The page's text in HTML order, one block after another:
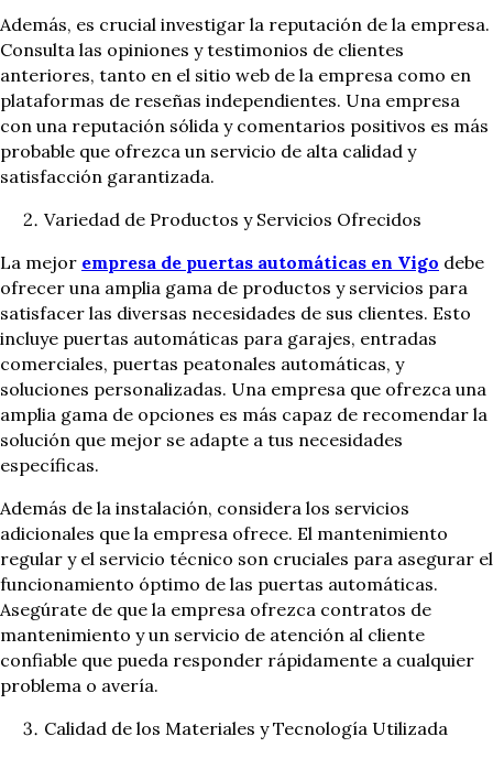
Además, es crucial investigar la reputación de la empresa.
Consulta las opiniones y testimonios de clientes
anteriores, tanto en el sitio web de la empresa como en
plataformas de reseñas independientes. Una empresa
con una reputación sólida y comentarios positivos es más
probable que ofrezca un servicio de alta calidad y
satisfacción garantizada.
Variedad de Productos y Servicios Ofrecidos
La mejor empresa de puertas automáticas en Vigo debe
ofrecer una amplia gama de productos y servicios para
satisfacer las diversas necesidades de sus clientes. Esto
incluye puertas automáticas para garajes, entradas
comerciales, puertas peatonales automáticas, y
soluciones personalizadas. Una empresa que ofrezca una
amplia gama de opciones es más capaz de recomendar la
solución que mejor se adapte a tus necesidades
específicas.
Además de la instalación, considera los servicios
adicionales que la empresa ofrece. El mantenimiento
regular y el servicio técnico son cruciales para asegurar el
funcionamiento óptimo de las puertas automáticas.
Asegúrate de que la empresa ofrezca contratos de
mantenimiento y un servicio de atención al cliente
confiable que pueda responder rápidamente a cualquier
problema o avería.
Calidad de los Materiales y Tecnología Utilizada